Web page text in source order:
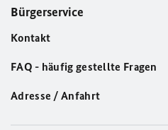
Bürgerservice
Kontakt
FAQ - häufig gestellte Fragen
Adresse / Anfahrt